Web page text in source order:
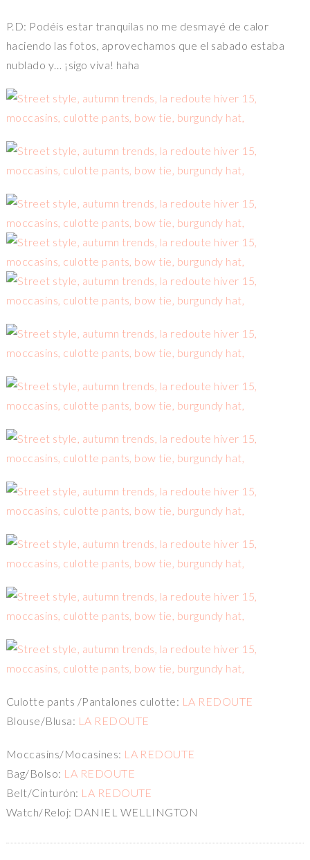
P.D: Podéis estar tranquilas no me desmayé de calor
haciendo las fotos, aprovechamos que el sabado estaba
nublado y… ¡sigo viva! haha
Culotte pants /Pantalones culotte: LA REDOUTE
Blouse/Blusa: LA REDOUTE
Moccasins/Mocasines: LA REDOUTE
Bag/Bolso: LA REDOUTE
Belt/Cinturón: LA REDOUTE
Watch/Reloj: DANIEL WELLINGTON